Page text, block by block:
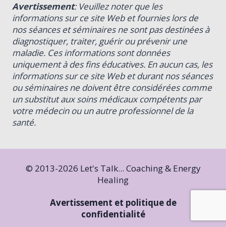
Avertissement: Veuillez noter que les
informations sur ce site Web et fournies lors de
nos séances et séminaires ne sont pas destinées à
diagnostiquer, traiter, guérir ou prévenir une
maladie. Ces informations sont données
uniquement à des fins éducatives. En aucun cas, les
informations sur ce site Web et durant nos séances
ou séminaires ne doivent être considérées comme
un substitut aux soins médicaux compétents par
votre médecin ou un autre professionnel de la
santé.
© 2013-2026 Let's Talk... Coaching & Energy
Healing
Avertissement et politique de
confidentialité